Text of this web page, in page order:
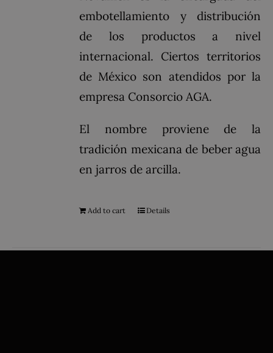
embotellamiento y distribución
de los productos a nivel
internacional. Ciertos territorios
de México son atendidos por la
empresa Consorcio AGA.
El nombre proviene de la
tradición mexicana de beber agua
en jarros de arcilla.
Add to cart Details